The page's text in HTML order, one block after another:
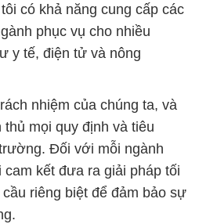
có khả năng cung cấp các
phục vụ cho nhiều
y tế, điện tử và nông
nhiệm của chúng ta, và
mọi quy định và tiêu
Đối với mỗi ngành
kết đưa ra giải pháp tối
riêng biệt để đảm bảo sự